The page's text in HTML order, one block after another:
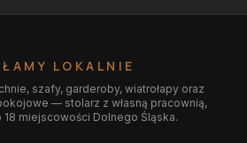
LOKALNIE
szafy, garderoby, wiatrołapy oraz
— stolarz z własną pracownią,
miejscowości Dolnego Śląska.